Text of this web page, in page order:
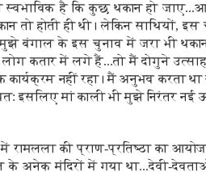
है कि कुछ थकान हो
तो होती ही थी। लेकिन साथियों,
बंगाल के इस चुनाव में जरा भी
कतार में लगे हैं...तो मैं दोगुने
कार्यक्रम नहीं रहा। मैं अनुभव करता
इसलिए मां काली भी मुझे निरंतर नई
रामलला की प्राण-प्रतिष्ठा का
के अनेक मंदिरों में गया था...देवी-